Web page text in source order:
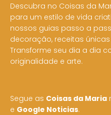
Descubra no Coisas da
para um estilo de vida
nossos guias passo a
decoração, receitas
Transforme seu dia a dia
originalidade e arte.
Segue as Coisas da Maria
e Google Noticias.